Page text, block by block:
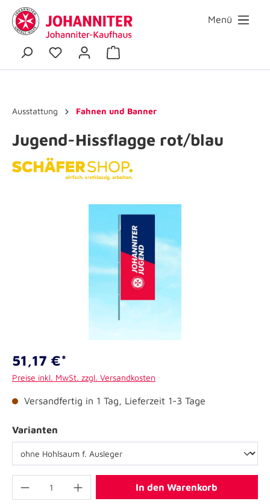
Menü
Ausstattung Fahnen und Banner
Jugend-Hissflagge rot/blau
51,17 €*
Preise inkl. MwSt. zzgl. Versandkosten
Versandfertig in 1 Tag, Lieferzeit 1-3 Tage
Varianten
In den Warenkorb